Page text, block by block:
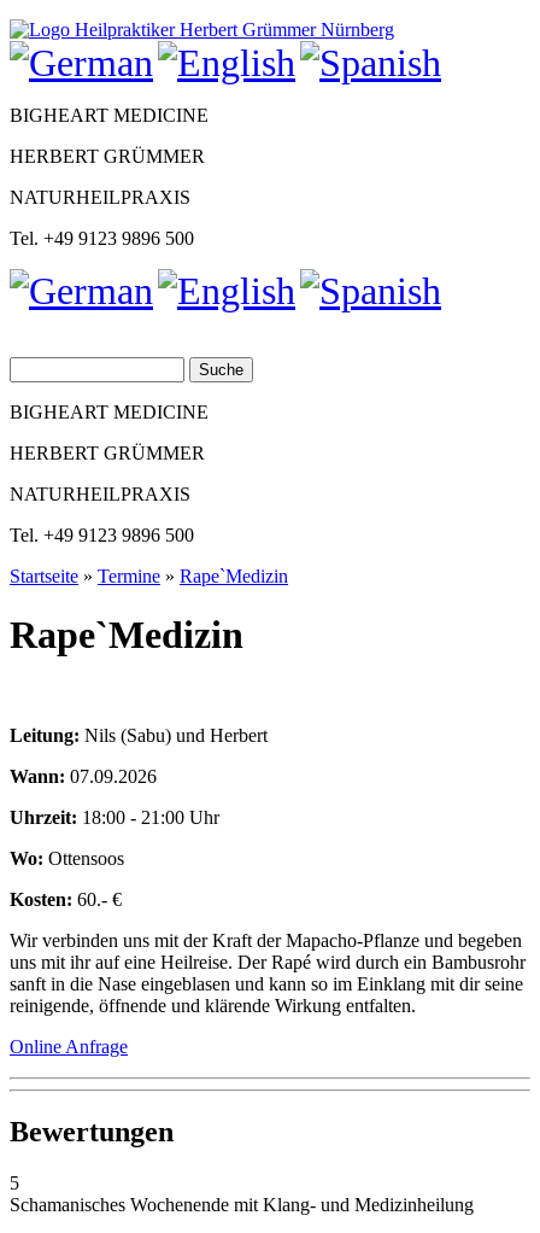
BIGHEART MEDICINE
HERBERT GRÜMMER
NATURHEILPRAXIS
Tel. +49 9123 9896 500
Suchformular
BIGHEART MEDICINE
HERBERT GRÜMMER
NATURHEILPRAXIS
Tel. +49 9123 9896 500
Startseite » Termine » Rape`Medizin
Rape`Medizin
Leitung: Nils (Sabu) und Herbert
Wann: 07.09.2026
Uhrzeit: 18:00 - 21:00 Uhr
Wo: Ottensoos
Kosten: 60.- €
Wir verbinden uns mit der Kraft der Mapacho-Pflanze und begeben
uns mit ihr auf eine Heilreise. Der Rapé wird durch ein Bambusrohr
sanft in die Nase eingeblasen und kann so im Einklang mit dir seine
reinigende, öffnende und klärende Wirkung entfalten.
Online Anfrage
Bewertungen
5
Schamanisches Wochenende mit Klang- und Medizinheilung